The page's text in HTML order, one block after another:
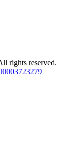
rights reserved.